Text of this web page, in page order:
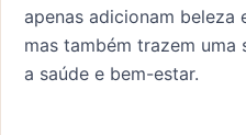
apenas adicionam beleza
mas também trazem uma
a saúde e bem-estar.